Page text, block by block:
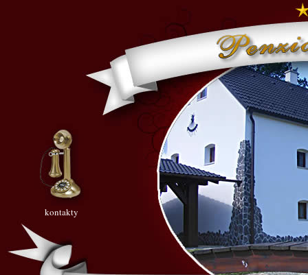
kontakty